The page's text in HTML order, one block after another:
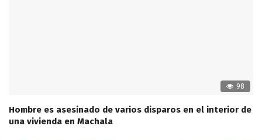
98
Hombre es asesinado de varios disparos en el interior de
una vivienda en Machala